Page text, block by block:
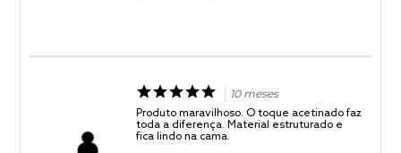
10 meses
Produto maravilhoso. O toque acetinado faz
toda a diferença. Material estruturado e
fica lindo na cama.